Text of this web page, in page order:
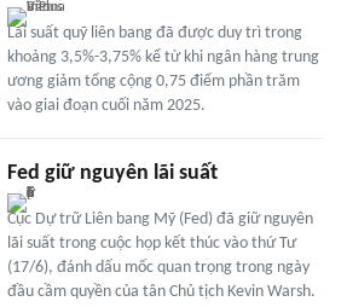
Lãi suất quỹ liên bang đã được duy trì trong
khoảng 3,5%-3,75% kể từ khi ngân hàng trung
ương giảm tổng cộng 0,75 điểm phần trăm
vào giai đoạn cuối năm 2025.
Fed giữ nguyên lãi suất
Cục Dự trữ Liên bang Mỹ (Fed) đã giữ nguyên
lãi suất trong cuộc họp kết thúc vào thứ Tư
(17/6), đánh dấu mốc quan trọng trong ngày
đầu cầm quyền của tân Chủ tịch Kevin Warsh.